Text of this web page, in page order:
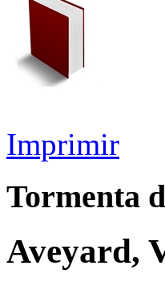
Imprimir
Tormenta
Aveyard,